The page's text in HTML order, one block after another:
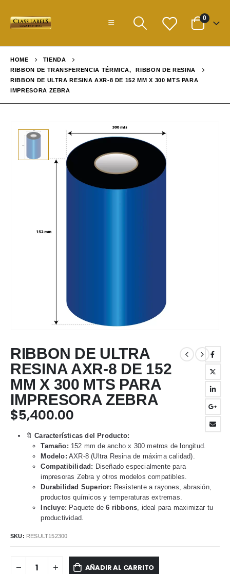
0
HOME
TIENDA
RIBBON DE TRANSFERENCIA TÉRMICA,
RIBBON DE RESINA
RIBBON DE ULTRA RESINA AXR-8 DE 152 MM X 300 MTS PARA
IMPRESORA ZEBRA
RIBBON DE ULTRA
RESINA AXR-8 DE 152
MM X 300 MTS PARA
IMPRESORA ZEBRA
$5,400.00
🔖Características del Producto:
Tamaño: 152 mm de ancho x 300 metros de longitud.
Modelo: AXR-8 (Ultra Resina de máxima calidad).
Compatibilidad: Diseñado especialmente para
impresoras Zebra y otros modelos compatibles.
Durabilidad Superior: Resistente a rayones, abrasión,
productos químicos y temperaturas extremas.
Incluye: Paquete de6 ribbons, ideal para maximizar tu
productividad.
SKU: RESULT152300
AÑADIR AL CARRITO